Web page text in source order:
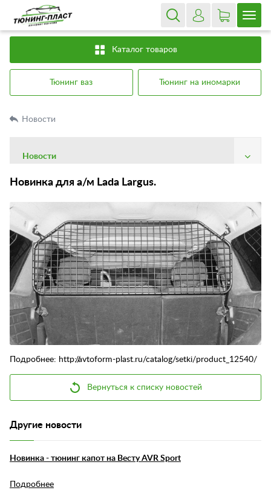
Каталог товаров
Тюнинг ваз Тюнинг на иномарки
Новости
Новости
Доставка
Оплата
Гарантия
Контакты
Отзывы
Новинка для а/м Lada Largus.
Подробнее: http://avtoform-plast.ru/catalog/setki/product_12540/
Вернуться к списку новостей
Другие новости
Новинка - тюнинг капот на Весту AVR Sport
Подробнее